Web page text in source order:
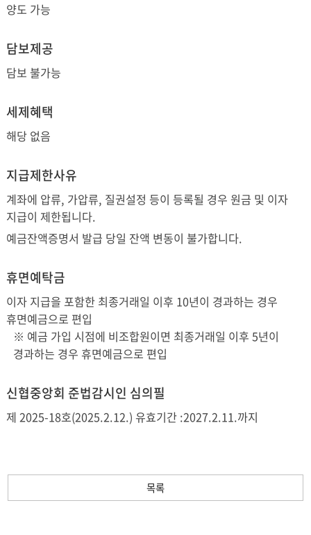
양도 가능
담보제공
담보 불가능
세제혜택
해당 없음
지급제한사유
계좌에 압류, 가압류, 질권설정 등이 등록될 경우 원금 및 이자
지급이 제한됩니다.
예금잔액증명서 발급 당일 잔액 변동이 불가합니다.
휴면예탁금
이자 지급을 포함한 최종거래일 이후 10년이 경과하는 경우
휴면예금으로 편입
※ 예금 가입 시점에 비조합원이면 최종거래일 이후 5년이
경과하는 경우 휴면예금으로 편입
신협중앙회 준법감시인 심의필
제 2025-18호(2025.2.12.) 유효기간 :2027.2.11.까지
목록